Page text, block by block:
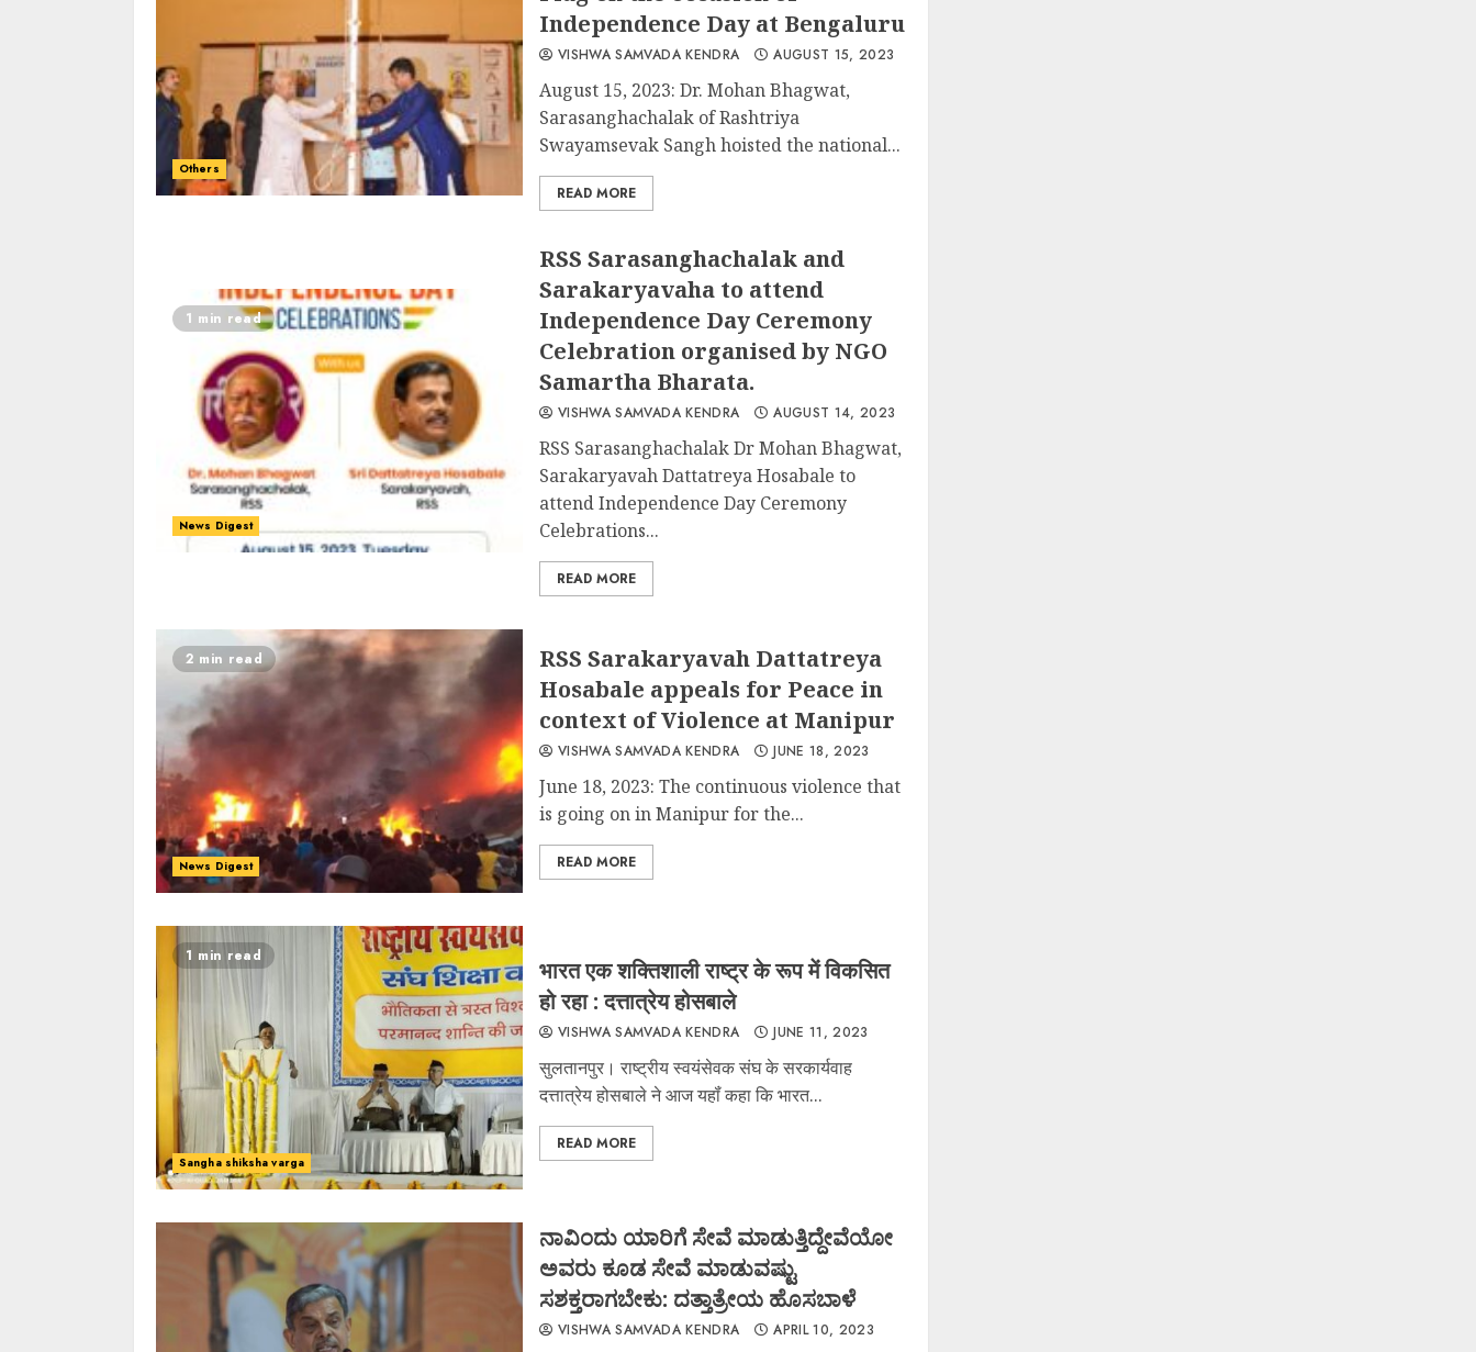
Others
Independence Day at Bengaluru
VISHWA SAMVADA KENDRA AUGUST 15, 2023
August 15, 2023: Dr. Mohan Bhagwat,
Sarasanghachalak of Rashtriya
Swayamsevak Sangh hoisted the national...
READ MORE
1 min read
News Digest
RSS Sarasanghachalak and
Sarakaryavaha to attend
Independence Day Ceremony
Celebration organised by NGO
Samartha Bharata.
VISHWA SAMVADA KENDRA AUGUST 14, 2023
RSS Sarasanghachalak Dr Mohan Bhagwat,
Sarakaryavah Dattatreya Hosabale to
attend Independence Day Ceremony
Celebrations...
READ MORE
2 min read
News Digest
RSS Sarakaryavah Dattatreya
Hosabale appeals for Peace in
context of Violence at Manipur
VISHWA SAMVADA KENDRA JUNE 18, 2023
June 18, 2023: The continuous violence that
is going on in Manipur for the...
READ MORE
1 min read
Sangha shiksha varga
भारत एक शक्तिशाली राष्ट्र के रूप में विकसित
हो रहा : दत्तात्रेय होसबाले
VISHWA SAMVADA KENDRA JUNE 11, 2023
सुलतानपुर। राष्ट्रीय स्वयंसेवक संघ के सरकार्यवाह
दत्तात्रेय होसबाले ने आज यहॉं कहा कि भारत...
READ MORE
ನಾವಿಂದು ಯಾರಿಗೆ ಸೇವೆ ಮಾಡುತ್ತಿದ್ದೇವೆಯೋ
ಅವರು ಕೂಡ ಸೇವೆ ಮಾಡುವಷ್ಟು
ಸಶಕ್ತರಾಗಬೇಕು: ದತ್ತಾತ್ರೇಯ ಹೊಸಬಾಳೆ
VISHWA SAMVADA KENDRA APRIL 10, 2023